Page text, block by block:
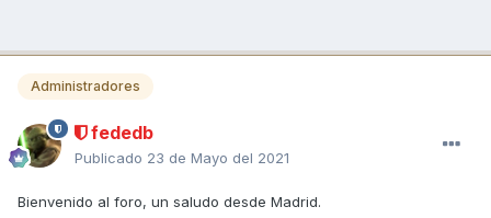
Administradores
fededb
Publicado 23 de Mayo del 2021
Bienvenido al foro, un saludo desde Madrid.